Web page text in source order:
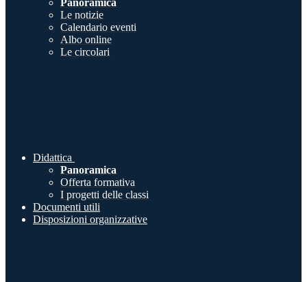
Panoramica
Le notizie
Calendario eventi
Albo online
Le circolari
Didattica
Panoramica
Offerta formativa
I progetti delle classi
Documenti utili
Disposizioni organizzative